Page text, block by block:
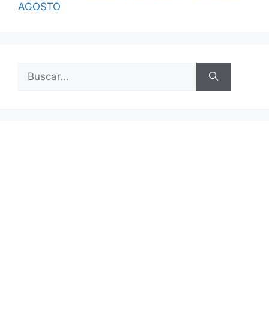
AGOSTO
Buscar: